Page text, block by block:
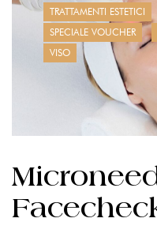
TRATTAMENTI ESTETICI
SPECIALE VOUCHER
VISO